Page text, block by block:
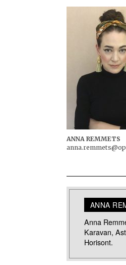
ANNA REMMETS
ANNA
Anna
Karavan,
Horisont.